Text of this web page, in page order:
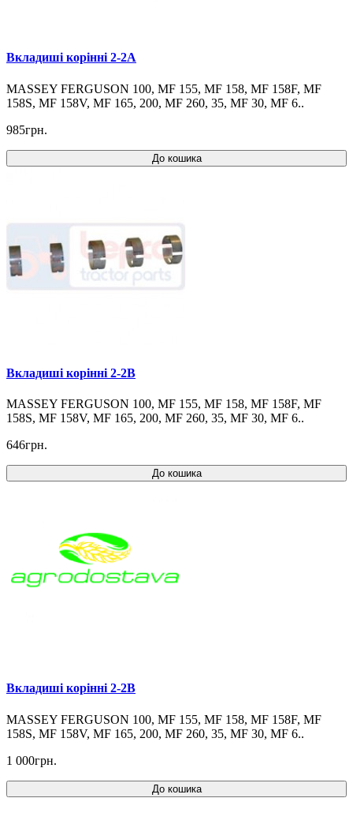
Вкладиші корінні 2-2A
MASSEY FERGUSON 100, MF 155, MF 158, MF 158F, MF
158S, MF 158V, MF 165, 200, MF 260, 35, MF 30, MF 6..
985грн.
До кошика
Вкладиші корінні 2-2B
MASSEY FERGUSON 100, MF 155, MF 158, MF 158F, MF
158S, MF 158V, MF 165, 200, MF 260, 35, MF 30, MF 6..
646грн.
До кошика
Вкладиші корінні 2-2B
MASSEY FERGUSON 100, MF 155, MF 158, MF 158F, MF
158S, MF 158V, MF 165, 200, MF 260, 35, MF 30, MF 6..
1 000грн.
До кошика